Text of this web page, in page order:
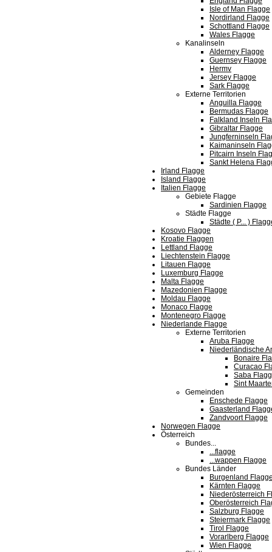
Isle of Man Flagge
Nordirland Flagge
Schottland Flagge
Wales Flagge
Kanalinseln
Alderney Flagge
Guernsey Flagge
Hermv
Jersey Flagge
Sark Flagge
Externe Territorien
Anguilla Flagge
Bermudas Flagge
Falkland Inseln
Gibraltar Flagge
Jungferninseln
Kaimaninseln
Pitcairn Inseln
Sankt Helena
Irland Flagge
Island Flagge
Italien Flagge
Gebiete Flagge
Sardinien Flagge
Städte Flagge
Städte ( P... )
Kosovo Flagge
Kroatie Flaggen
Lettland Flagge
Liechtenstein Flagge
Litauen Flagge
Luxemburg Flagge
Malta Flagge
Mazedonien Flagge
Moldau Flagge
Monaco Flagge
Montenegro Flagge
Niederlande Flagge
Externe Territorien
Aruba Flagge
Niederländische
Bonaire
Curacao
Saba
Sint
Gemeinden
Enschede Flagge
Gaasterland
Zandvoort Flagge
Norwegen Flagge
Österreich
Bundes...
...flagge
...wappen Flagge
Bundes Länder
Burgenland
Kärnten Flagge
Niederösterreich
Oberösterreich
Salzburg Flagge
Steiermark Flagge
Tirol Flagge
Vorarlberg Flagge
Wien Flagge